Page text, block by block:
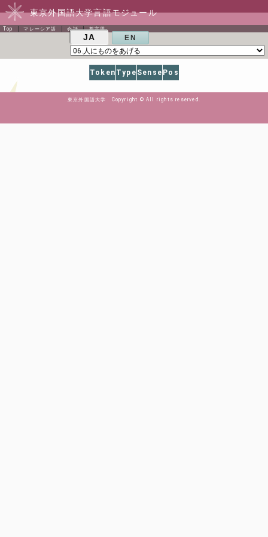
東京外国語大学言語モジュール
Top マレーシア語 会話 教室用
JA EN
Token Type Sense Pos
東京外国語大学 Copyright © All rights reserved.